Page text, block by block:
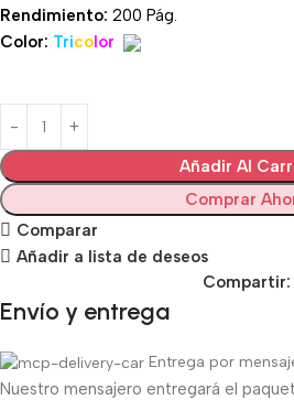
Rendimiento: 200 Pág.
Color: Tricolor
Añadir Al
Comprar
Comparar
Añadir a lista de deseos
Compartir:
Envío y entrega
Entrega por
Nuestro mensajero entregará el